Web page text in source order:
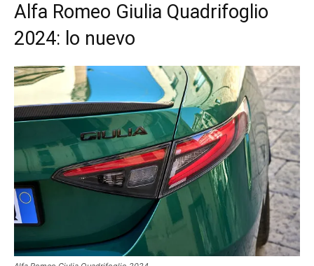
Alfa Romeo Giulia Quadrifoglio
2024: lo nuevo